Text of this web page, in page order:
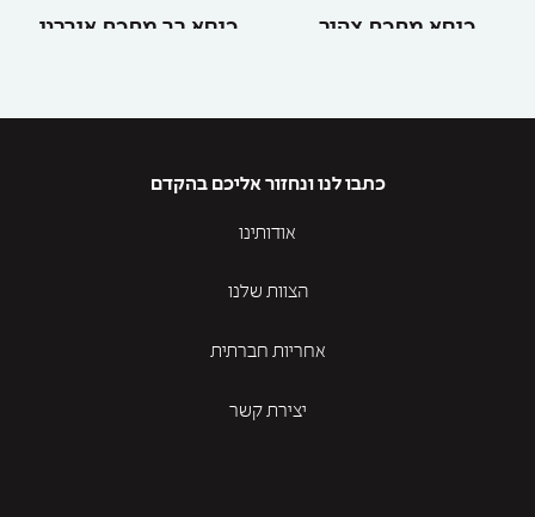
כיסא מתכת צהוב כיסא בר מתכת אורבני
כתבו לנו ונחזור אליכם בהקדם
אודותינו
הצוות שלנו
אחריות חברתית
יצירת קשר